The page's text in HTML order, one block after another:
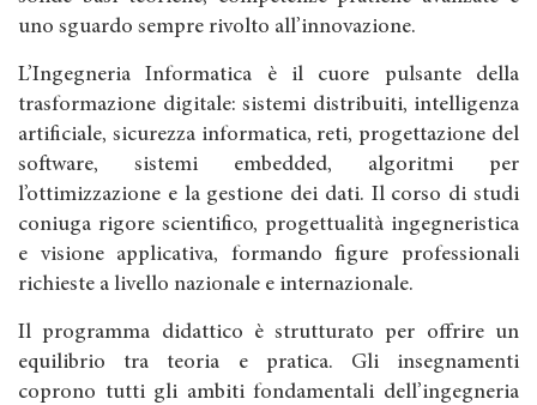
uno sguardo sempre rivolto all’innovazione.
L’Ingegneria Informatica è il cuore pulsante della
trasformazione digitale: sistemi distribuiti, intelligenza
artificiale, sicurezza informatica, reti, progettazione del
software, sistemi embedded, algoritmi per
l’ottimizzazione e la gestione dei dati. Il corso di studi
coniuga rigore scientifico, progettualità ingegneristica
e visione applicativa, formando figure professionali
richieste a livello nazionale e internazionale.
Il programma didattico è strutturato per offrire un
equilibrio tra teoria e pratica. Gli insegnamenti
coprono tutti gli ambiti fondamentali dell’ingegneria